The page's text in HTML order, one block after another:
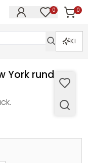
0 0
KI
York rund -